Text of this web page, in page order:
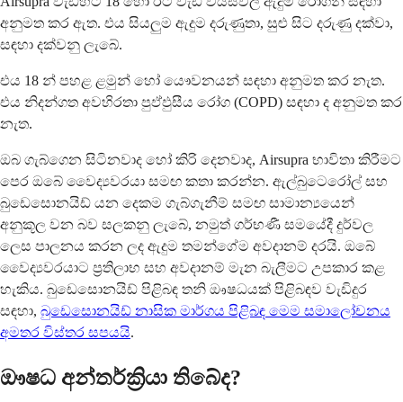
අනුමත කර ඇත. එය සියලුම ඇදුම දරුණුතා, සුළු සිට දරුණු දක්වා,
සඳහා දක්වනු ලැබේ.
එය 18 න් පහළ ළමුන් හෝ යෞවනයන් සඳහා අනුමත කර නැත.
එය නිදන්ගත අවහිරතා පුඵ්ඵුසීය රෝග (COPD) සඳහා ද අනුමත කර
නැත.
ඔබ ගැබ්ගෙන සිටිනවාද හෝ කිරි දෙනවාද, Airsupra භාවිතා කිරීමට
පෙර ඔබේ වෛද්‍යවරයා සමඟ කතා කරන්න. ඇල්බුටෙරෝල් සහ
බුඩෙසොනයිඩ් යන දෙකම ගැබ්ගැනීම් සමඟ සාමාන්‍යයෙන්
අනුකූල වන බව සලකනු ලැබේ, නමුත් ගර්භණී සමයේදී දුර්වල
ලෙස පාලනය කරන ලද ඇදුම තමන්ගේම අවදානම් දරයි. ඔබේ
වෛද්‍යවරයාට ප්‍රතිලාභ සහ අවදානම් මැන බැලීමට උපකාර කළ
හැකිය. බුඩෙසොනයිඩ් පිළිබඳ තනි ඖෂධයක් පිළිබඳව වැඩිදුර
සඳහා, බුඩෙසොනයිඩ් නාසික මාර්ගය පිළිබඳ මෙම සමාලෝචනය
අමතර විස්තර සපයයි.
ඖෂධ අන්තර්ක්‍රියා තිබේද?